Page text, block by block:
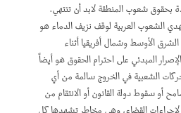
بحقوق شعوب المنطقة لابد أن تنتهي.
العربية لوقف نزيف الدماء هو
الأوسط وشمال أفريقيا أثناء
المبدئي على احترام الحقوق هو أيضاً
الشعبية في الخروج سالمة من أي
أو سقوط دولة القانون أو الانتقام من